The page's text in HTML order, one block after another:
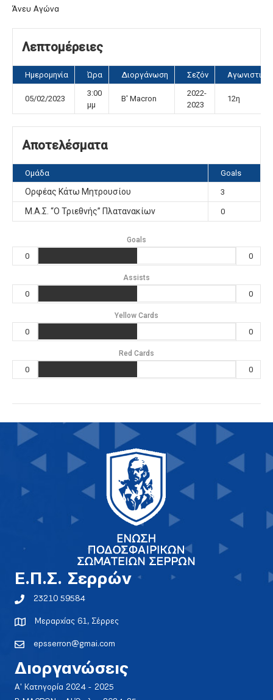
Άνευ Αγώνα
Λεπτομέρειες
Ημερομηνία Ώρα Διοργάνωση Σεζόν Αγωνιστική
05/02/2023
3:00
μμ
Β' Μacron
2022-
2023
12η
Αποτελέσματα
Ομάδα Goals
Ορφέας Κάτω Μητρουσίου 3
Μ.Α.Σ. “Ο Τριεθνής” Πλατανακίων 0
Goals
0 0
Assists
0 0
Yellow Cards
0 0
Red Cards
0 0
E.Π.Σ. Σερρών
23210 59584
Μεραρχίας 61, Σέρρες
epsserron@gmai.com
Διοργανώσεις
Α' Κατηγορία 2024 - 2025